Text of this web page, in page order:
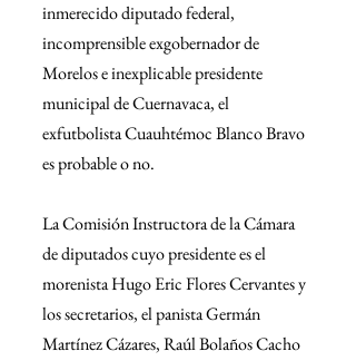
inmerecido diputado federal,
incomprensible exgobernador de
Morelos e inexplicable presidente
municipal de Cuernavaca, el
exfutbolista Cuauhtémoc Blanco Bravo
es probable o no.
La Comisión Instructora de la Cámara
de diputados cuyo presidente es el
morenista Hugo Eric Flores Cervantes y
los secretarios, el panista Germán
Martínez Cázares, Raúl Bolaños Cacho